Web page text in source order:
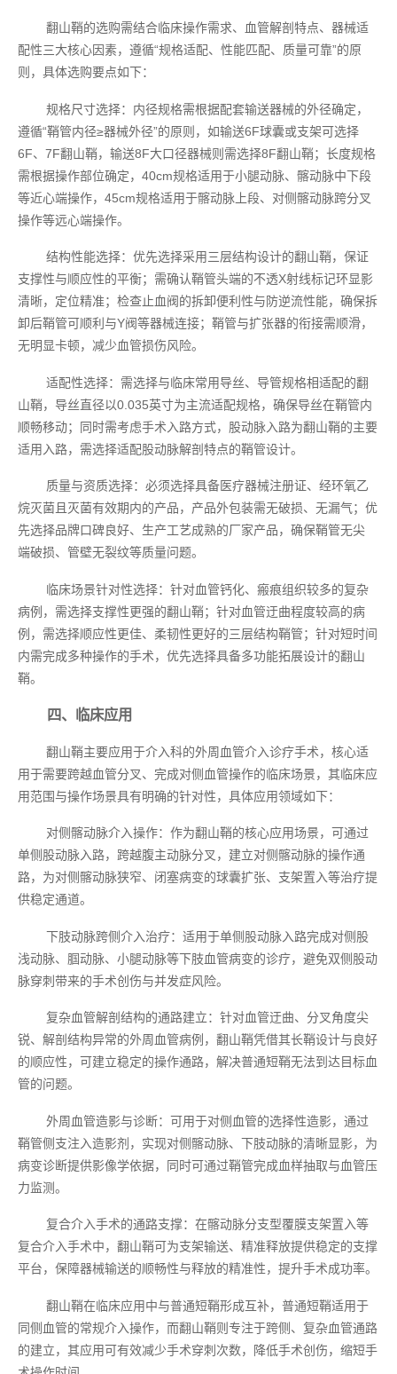
翻山鞘的选购需结合临床操作需求、血管解剖特点、器械适
配性三大核心因素，遵循“规格适配、性能匹配、质量可靠”的原
则，具体选购要点如下：
规格尺寸选择：内径规格需根据配套输送器械的外径确定，
遵循“鞘管内径≥器械外径”的原则，如输送6F球囊或支架可选择
6F、7F翻山鞘，输送8F大口径器械则需选择8F翻山鞘；长度规格
需根据操作部位确定，40cm规格适用于小腿动脉、髂动脉中下段
等近心端操作，45cm规格适用于髂动脉上段、对侧髂动脉跨分叉
操作等远心端操作。
结构性能选择：优先选择采用三层结构设计的翻山鞘，保证
支撑性与顺应性的平衡；需确认鞘管头端的不透X射线标记环显影
清晰，定位精准；检查止血阀的拆卸便利性与防逆流性能，确保拆
卸后鞘管可顺利与Y阀等器械连接；鞘管与扩张器的衔接需顺滑，
无明显卡顿，减少血管损伤风险。
适配性选择：需选择与临床常用导丝、导管规格相适配的翻
山鞘，导丝直径以0.035英寸为主流适配规格，确保导丝在鞘管内
顺畅移动；同时需考虑手术入路方式，股动脉入路为翻山鞘的主要
适用入路，需选择适配股动脉解剖特点的鞘管设计。
质量与资质选择：必须选择具备医疗器械注册证、经环氧乙
烷灭菌且灭菌有效期内的产品，产品外包装需无破损、无漏气；优
先选择品牌口碑良好、生产工艺成熟的厂家产品，确保鞘管无尖
端破损、管壁无裂纹等质量问题。
临床场景针对性选择：针对血管钙化、瘢痕组织较多的复杂
病例，需选择支撑性更强的翻山鞘；针对血管迂曲程度较高的病
例，需选择顺应性更佳、柔韧性更好的三层结构鞘管；针对短时间
内需完成多种操作的手术，优先选择具备多功能拓展设计的翻山
鞘。
四、临床应用
翻山鞘主要应用于介入科的外周血管介入诊疗手术，核心适
用于需要跨越血管分叉、完成对侧血管操作的临床场景，其临床应
用范围与操作场景具有明确的针对性，具体应用领域如下：
对侧髂动脉介入操作：作为翻山鞘的核心应用场景，可通过
单侧股动脉入路，跨越腹主动脉分叉，建立对侧髂动脉的操作通
路，为对侧髂动脉狭窄、闭塞病变的球囊扩张、支架置入等治疗提
供稳定通道。
下肢动脉跨侧介入治疗：适用于单侧股动脉入路完成对侧股
浅动脉、腘动脉、小腿动脉等下肢血管病变的诊疗，避免双侧股动
脉穿刺带来的手术创伤与并发症风险。
复杂血管解剖结构的通路建立：针对血管迂曲、分叉角度尖
锐、解剖结构异常的外周血管病例，翻山鞘凭借其长鞘设计与良好
的顺应性，可建立稳定的操作通路，解决普通短鞘无法到达目标血
管的问题。
外周血管造影与诊断：可用于对侧血管的选择性造影，通过
鞘管侧支注入造影剂，实现对侧髂动脉、下肢动脉的清晰显影，为
病变诊断提供影像学依据，同时可通过鞘管完成血样抽取与血管压
力监测。
复合介入手术的通路支撑：在髂动脉分支型覆膜支架置入等
复合介入手术中，翻山鞘可为支架输送、精准释放提供稳定的支撑
平台，保障器械输送的顺畅性与释放的精准性，提升手术成功率。
翻山鞘在临床应用中与普通短鞘形成互补，普通短鞘适用于
同侧血管的常规介入操作，而翻山鞘则专注于跨侧、复杂血管通路
的建立，其应用可有效减少手术穿刺次数，降低手术创伤，缩短手